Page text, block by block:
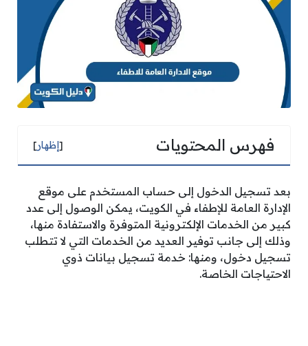
فهرس المحتويات [إظهار]
بعد تسجيل الدخول إلى حساب المستخدم على موقع
الإدارة العامة للإطفاء في الكويت، يمكن الوصول إلى عدد
كبير من الخدمات الإلكترونية المتوفرة والاستفادة منها،
وذلك إلى جانب توفير العديد من الخدمات التي لا تتطلب
تسجيل دخول، ومنها: خدمة تسجيل بيانات ذوي
الاحتياجات الخاصة.